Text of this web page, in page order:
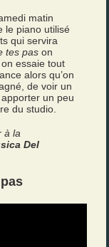
matin
le piano utilisé
qui servira
tes pas on
essaie tout
alors qu’on
de voir un
un peu
du studio.
à la
Del